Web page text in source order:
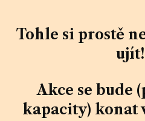
Tohle si prostě
Akce se bude
kapacity) konat